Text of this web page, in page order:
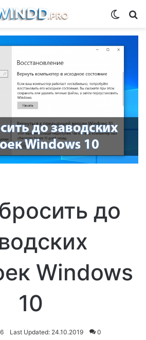
до
Windows
10
Last Updated: 24.10.2019 0